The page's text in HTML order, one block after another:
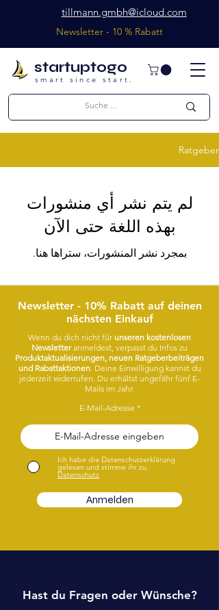
startuptogo
smart since start.
tillmann.gmbh@icloud.com
Newsletter - 10 % Rabatt
Ratgeber
لم يتم نشر أي منشورات
بهذه اللغة حتى الآن
بمجرد نشر المنشورات، ستراها هنا.
Newsletter - 10% Rabatt auf deinen
nächsten Einkauf
Wenn du dich nicht für unseren kostenlosen
Newsletteranmeldest, verpasst du Infos zu
Produktaktualisierungen, neuen Ratgeberbeiträgen
und Rabattaktionen. Deine Einwilligung kannst du
jederzeit widerrufen. Du erhältst ungefähr fünf E-
Mails im Jahr.
E-Mail-Adresse
Ich habe die Datenschutzerklärung
gelesen und stimme ihr zu.
Datenschutz
Anmelden
Hast du Fragen oder Wünsche?